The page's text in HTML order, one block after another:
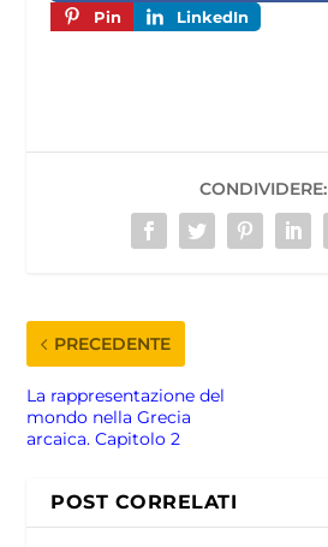
Pin
LinkedIn
CONDIVIDERE:
PRECEDENTE
La rappresentazione del
mondo nella Grecia
arcaica. Capitolo 2
POST CORRELATI